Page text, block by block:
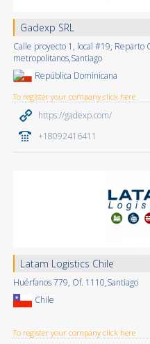
Gadexp SRL
Calle proyecto 1, local #19, Reparto
metropolitanos,Santiago
República Dominicana
To register your company click here
https://gadexp.com/
+18092416411
Latam Logistics Chile
Huérfanos 779, Of. 1110,Santiago
Chile
To register your company click here